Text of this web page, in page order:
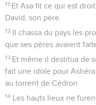
11 Et Asa fit ce qui est
David, son père.
12 Il chassa du pays les
que ses pères avaient
13 Et même il destitua de
fait une idole pour
au torrent de Cédron.
14 Les hauts lieux ne